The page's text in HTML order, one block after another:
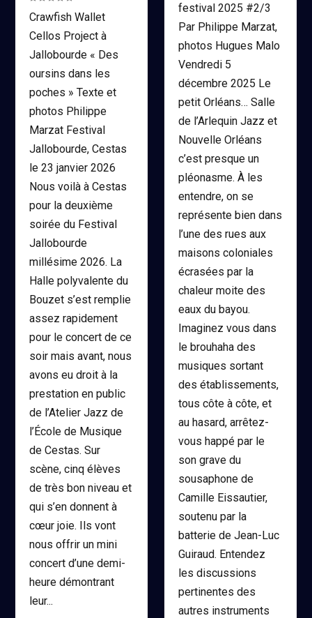
Crawfish Wallet
Cellos Project à
Jallobourde « Des
oursins dans les
poches » Texte et
photos Philippe
Marzat Festival
Jallobourde, Cestas
le 23 janvier 2026
Nous voilà à Cestas
pour la deuxième
soirée du Festival
Jallobourde
millésime 2026. La
Halle polyvalente du
Bouzet s’est remplie
assez rapidement
pour le concert de ce
soir mais avant, nous
avons eu droit à la
prestation en public
de l’Atelier Jazz de
l’École de Musique
de Cestas. Sur
scène, cinq élèves
de très bon niveau et
qui s’en donnent à
cœur joie. Ils vont
nous offrir un mini
concert d’une demi-
heure démontrant
leur...
festival 2025 #2/3
Par Philippe Marzat,
photos Hugues Malo
Vendredi 5
décembre 2025 Le
petit Orléans… Salle
de l’Arlequin Jazz et
Nouvelle Orléans
c’est presque un
pléonasme. À les
entendre, on se
représente bien dans
l’une des rues aux
maisons coloniales
écrasées par la
chaleur moite des
eaux du bayou.
Imaginez vous dans
le brouhaha des
musiques sortant
des établissements,
tous côte à côte, et
au hasard, arrêtez-
vous happé par le
son grave du
sousaphone de
Camille Eissautier,
soutenu par la
batterie de Jean-Luc
Guiraud. Entendez
les discussions
pertinentes des
autres instruments